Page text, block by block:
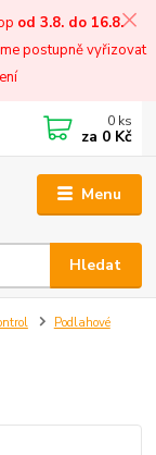
od 3.8. do 16.8.
postupně vyřizovat
Menu
Hledat
0 ks
za 0 Kč
Podlahové